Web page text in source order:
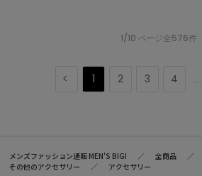
1/10 ページ全576件
1 2 3 4 ...
メンズファッション通販 MEN'S BIGI 全商品
その他のアクセサリー
アクセサリー